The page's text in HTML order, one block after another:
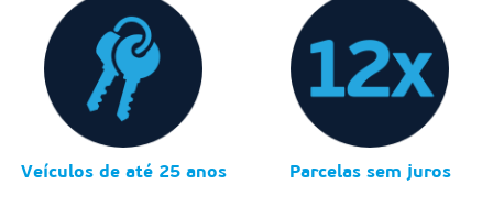
Veículos de até 25 anos Parcelas sem juros